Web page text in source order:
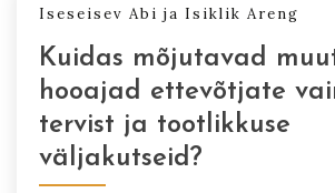
Iseseisev Abi ja Isiklik Areng
Kuidas mõjutavad
hooajad ettevõtjate
tervist ja tootlikkuse
väljakutseid?